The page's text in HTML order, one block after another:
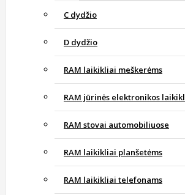
C dydžio
D dydžio
RAM laikikliai meškerėms
RAM jūrinės elektronikos
RAM stovai automobiliuose
RAM laikikliai planšetėms
RAM laikikliai telefonams